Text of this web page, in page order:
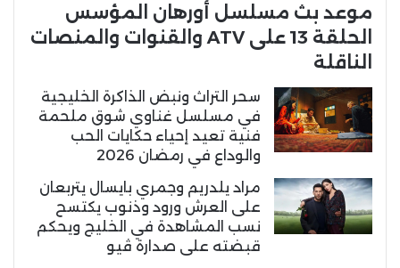
موعد بث مسلسل أورهان المؤسس
الحلقة 13 على ATV والقنوات والمنصات
الناقلة
سحر التراث ونبض الذاكرة الخليجية
في مسلسل غناوي شوق ملحمة
فنية تعيد إحياء حكايات الحب
والوداع في رمضان 2026
مراد يلدريم وجمري بايسال يتربعان
على العرش ورود وذنوب يكتسح
نسب المشاهدة في الخليج ويحكم
قبضته على صدارة ڤيو